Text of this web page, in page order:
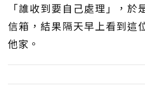
「誰收到要自己處理」，於
信箱，結果隔天早上看到這
他家。